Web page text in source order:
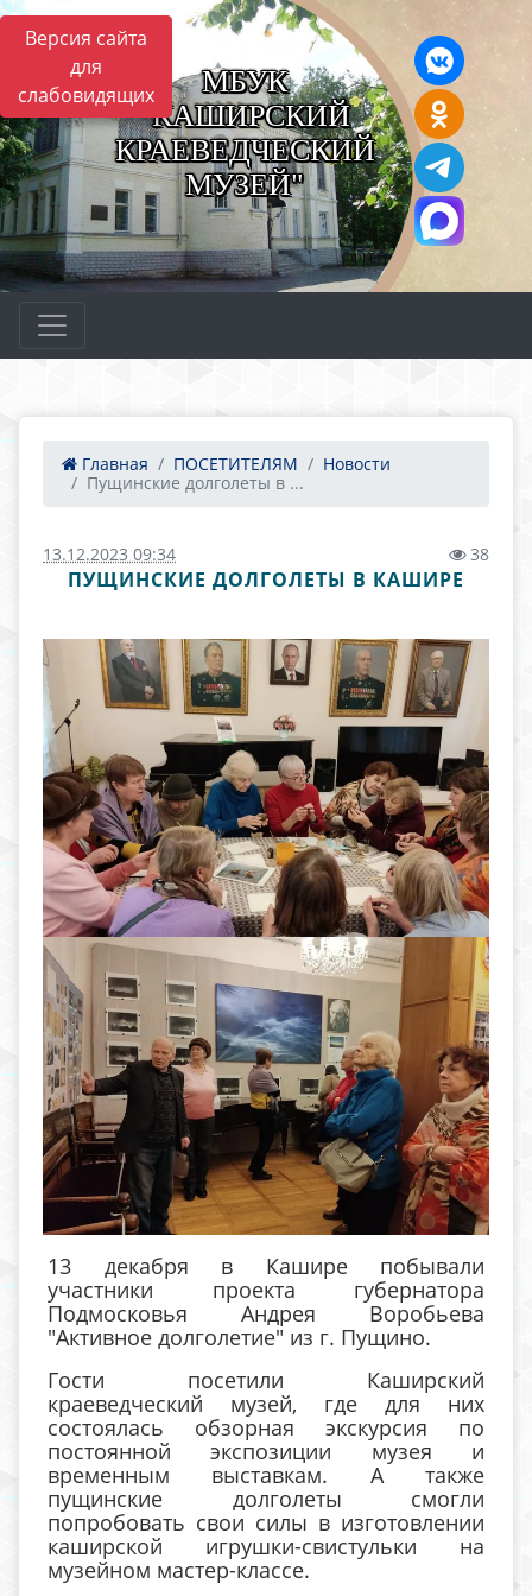
Версия сайта
для
слабовидящих
МБУК
"КАШИРСКИЙ
КРАЕВЕДЧЕСКИЙ
МУЗЕЙ"
Главная ПОСЕТИТЕЛЯМ
Новости
Пущинские долголеты в ...
13.12.2023 09:34 38
ПУЩИНСКИЕ ДОЛГОЛЕТЫ В КАШИРЕ
13 декабря в Кашире побывали
участники проекта губернатора
Подмосковья Андрея Воробьева
"Активное долголетие" из г. Пущино.
Гости посетили Каширский
краеведческий музей, где для них
состоялась обзорная экскурсия по
постоянной экспозиции музея и
временным выставкам. А также
пущинские долголеты смогли
попробовать свои силы в изготовлении
каширской игрушки-свистульки на
музейном мастер-классе.